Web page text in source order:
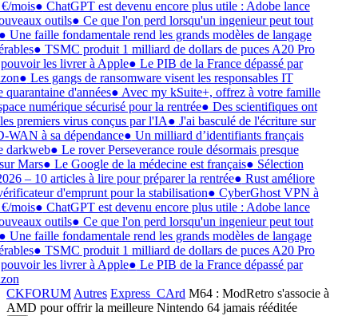
mois●ChatGPT est devenu encore plus utile : Adobe lance
outils●Ce que l'on perd lorsqu'un ingenieur peut tout
Une faille fondamentale rend les grands modèles de langage
●TSMC produit 1 milliard de dollars de puces A20 Pro
les livrer à Apple●Le PIB de la France dépassé par
●Les gangs de ransomware visent les responsables IT
d'années●Avec my kSuite+, offrez à votre famille
numérique sécurisé pour la rentrée●Des scientifiques ont
premiers virus conçus par l'IA●J'ai basculé de l'écriture sur
WAN à sa dépendance●Un milliard d’identifiants français
darkweb●Le rover Perseverance roule désormais presque
Mars●Le Google de la médecine est français●Sélection
– 10 articles à lire pour préparer la rentrée●Rust améliore
d'emprunt pour la stabilisation●CyberGhost VPN à
mois●ChatGPT est devenu encore plus utile : Adobe lance
outils●Ce que l'on perd lorsqu'un ingenieur peut tout
Une faille fondamentale rend les grands modèles de langage
●TSMC produit 1 milliard de dollars de puces A20 Pro
les livrer à Apple●Le PIB de la France dépassé par
CKFORUMAutres Express_CArd M64 : ModRetro s'associe à
AMD pour offrir la meilleure Nintendo 64 jamais rééditée